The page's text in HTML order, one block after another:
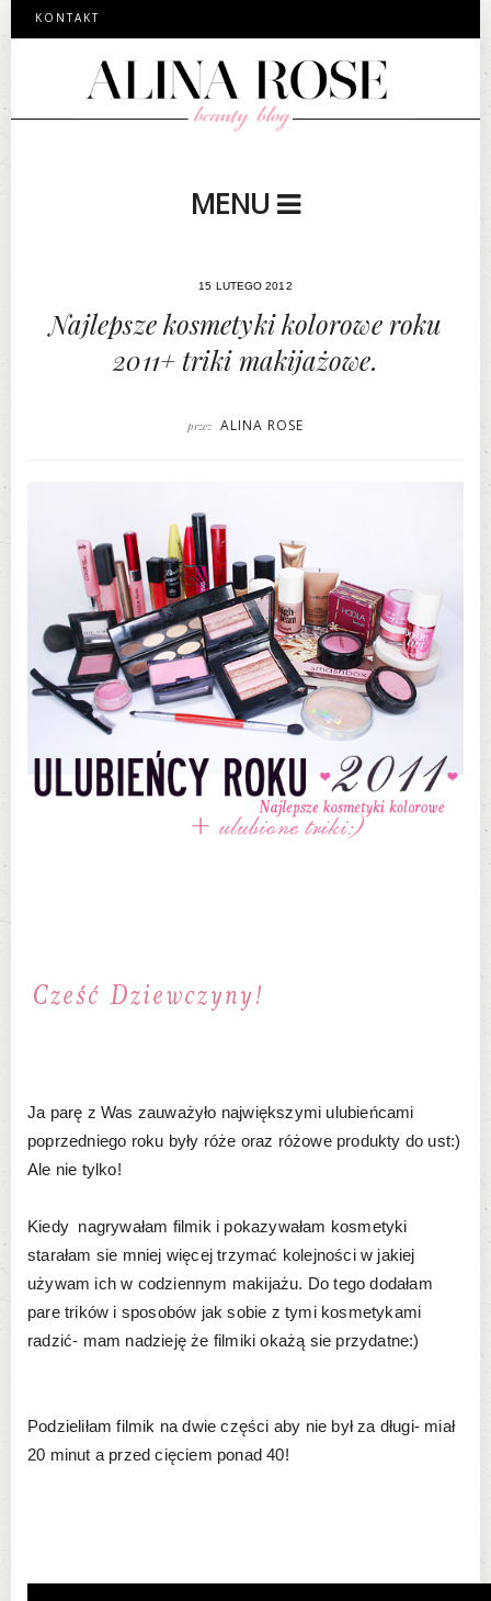
KONTAKT
MENU
15 LUTEGO 2012
Najlepsze kosmetyki kolorowe roku
2011+ triki makijażowe.
przez ALINA ROSE
Ja parę z Was zauważyło największymi ulubieńcami
poprzedniego roku były róże oraz różowe produkty do ust:)
Ale nie tylko!
Kiedy nagrywałam filmik i pokazywałam kosmetyki
starałam sie mniej więcej trzymać kolejności w jakiej
używam ich w codziennym makijażu. Do tego dodałam
pare trików i sposobów jak sobie z tymi kosmetykami
radzić- mam nadzieję że filmiki okażą sie przydatne:)
Podzieliłam filmik na dwie części aby nie był za długi- miał
20 minut a przed cięciem ponad 40!